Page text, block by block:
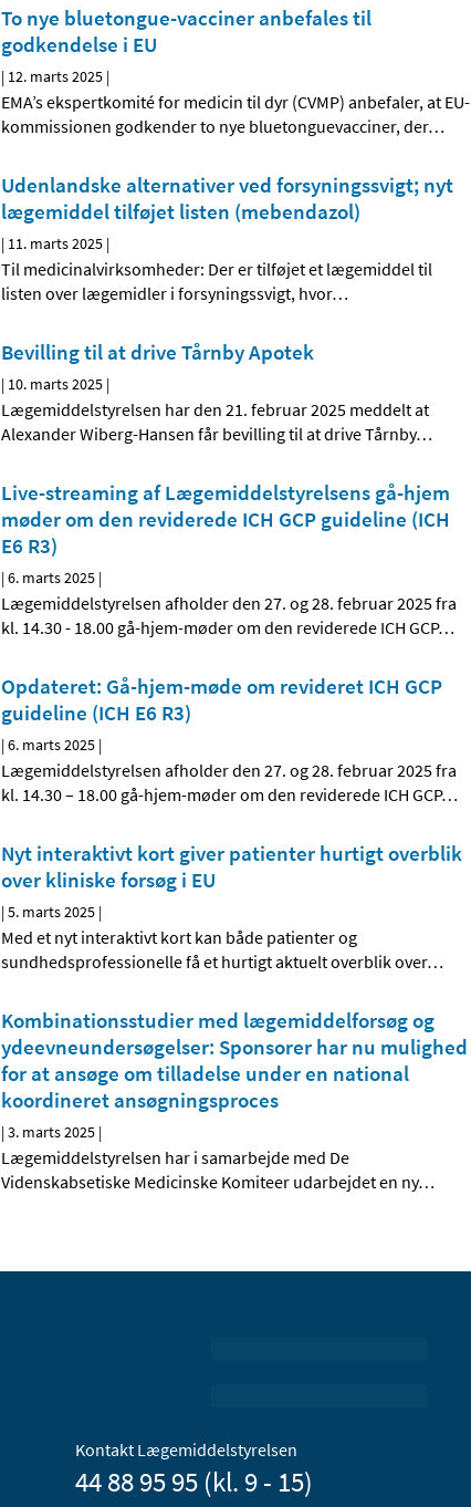
To nye bluetongue-vacciner anbefales til
godkendelse i EU
| 12. marts 2025 |
EMA’s ekspertkomité for medicin til dyr (CVMP) anbefaler, at EU-
kommissionen godkender to nye bluetonguevacciner, der…
Udenlandske alternativer ved forsyningssvigt; nyt
lægemiddel tilføjet listen (mebendazol)
| 11. marts 2025 |
Til medicinalvirksomheder: Der er tilføjet et lægemiddel til
listen over lægemidler i forsyningssvigt, hvor…
Bevilling til at drive Tårnby Apotek
| 10. marts 2025 |
Lægemiddelstyrelsen har den 21. februar 2025 meddelt at
Alexander Wiberg-Hansen får bevilling til at drive Tårnby…
Live-streaming af Lægemiddelstyrelsens gå-hjem
møder om den reviderede ICH GCP guideline (ICH
E6 R3)
|6. marts 2025 |
Lægemiddelstyrelsen afholder den 27. og 28. februar 2025 fra
kl. 14.30 - 18.00 gå-hjem-møder om den reviderede ICH GCP…
Opdateret: Gå-hjem-møde om revideret ICH GCP
guideline (ICH E6 R3)
|6. marts 2025 |
Lægemiddelstyrelsen afholder den 27. og 28. februar 2025 fra
kl. 14.30 – 18.00 gå-hjem-møder om den reviderede ICH GCP…
Nyt interaktivt kort giver patienter hurtigt overblik
over kliniske forsøg i EU
|5. marts 2025 |
Med et nyt interaktivt kort kan både patienter og
sundhedsprofessionelle få et hurtigt aktuelt overblik over…
Kombinationsstudier med lægemiddelforsøg og
ydeevneundersøgelser: Sponsorer har nu mulighed
for at ansøge om tilladelse under en national
koordineret ansøgningsproces
|3. marts 2025 |
Lægemiddelstyrelsen har i samarbejde med De
Videnskabsetiske Medicinske Komiteer udarbejdet en ny…
Kontakt Lægemiddelstyrelsen
44 88 95 95 (kl. 9 - 15)